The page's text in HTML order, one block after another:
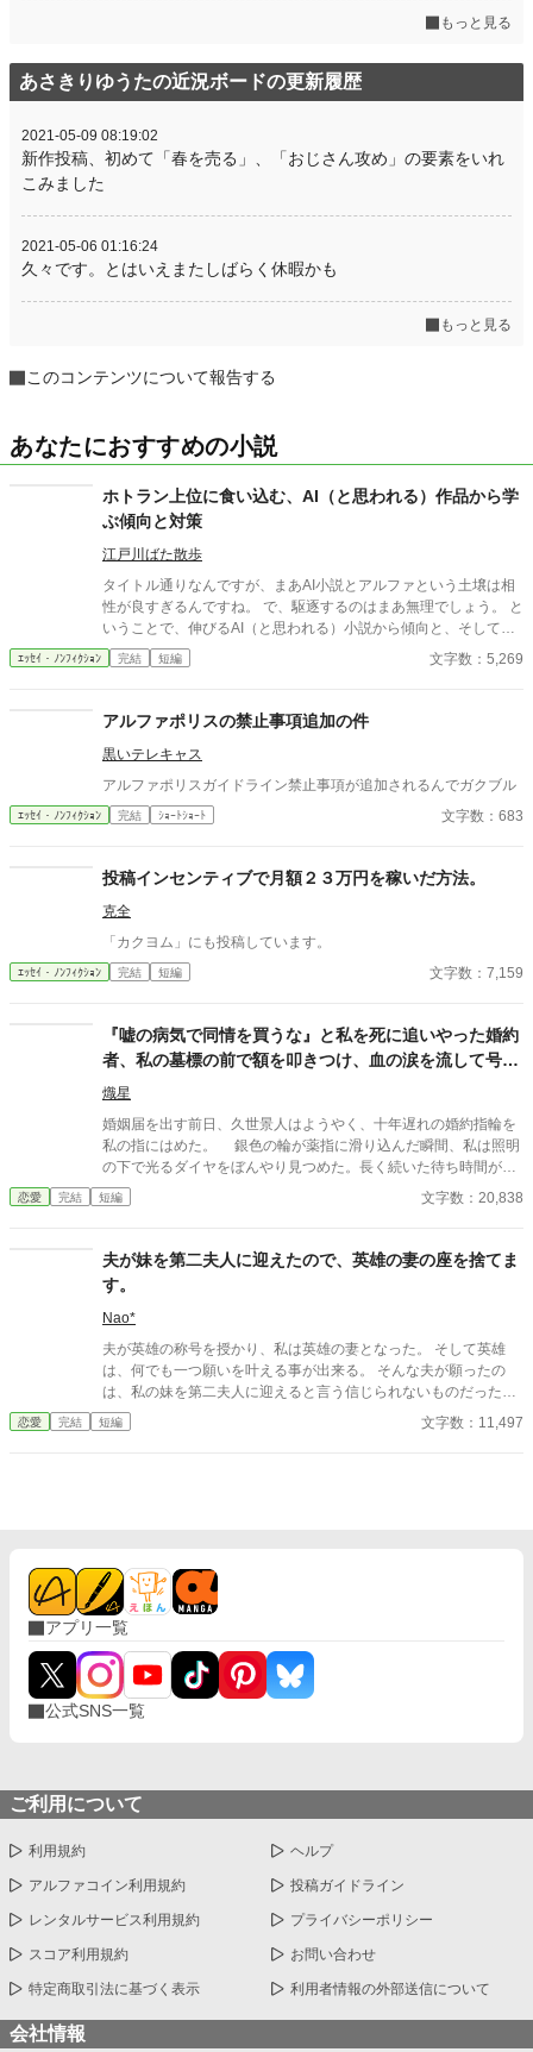
もっと見る
あさきりゆうたの近況ボードの更新履歴
2021-05-09 08:19:02
新作投稿、初めて「春を売る」、「おじさん攻め」の要素をいれ
こみました
2021-05-06 01:16:24
久々です。とはいえまたしばらく休暇かも
もっと見る
このコンテンツについて報告する
あなたにおすすめの小説
ホトラン上位に食い込む、AI（と思われる）作品から学
ぶ傾向と対策
江戸川ばた散歩
タイトル通りなんですが、まあAI小説とアルファという土壌は相
性が良すぎるんですね。 で、駆逐するのはまあ無理でしょう。 と
いうことで、伸びるAI（と思われる）小説から傾向と、そして自
筆系にも生かせること、そしてAIには無理なことに関して。
ｴｯｾｲ・ﾉﾝﾌｨｸｼｮﾝ 完結 短編 文字数：5,269
アルファポリスの禁止事項追加の件
黒いテレキャス
アルファポリスガイドライン禁止事項が追加されるんでガクブル
ｴｯｾｲ・ﾉﾝﾌｨｸｼｮﾝ 完結 ｼｮｰﾄｼｮｰﾄ 文字数：683
投稿インセンティブで月額２３万円を稼いだ方法。
克全
「カクヨム」にも投稿しています。
ｴｯｾｲ・ﾉﾝﾌｨｸｼｮﾝ 完結 短編 文字数：7,159
『嘘の病気で同情を買うな』と私を死に追いやった婚約
者、私の墓標の前で額を叩きつけ、血の涙を流して号泣
する大破滅！
熾星
婚姻届を出す前日、久世景人はようやく、十年遅れの婚約指輪を
私の指にはめた。 銀色の輪が薬指に滑り込んだ瞬間、私は照明
の下で光るダイヤをぼんやり見つめた。長く続いた待ち時間が、
やっと終わったような気がした。けれど次の瞬間、彼は私の手を
見下ろし、まるで似合わない品物を評するように静かな声で言っ
を失った。 景人はそのまま私の指先を取ると、さっきはめたば
かりの指輪を抜き取った。十年待ち続けた指輪は、彼の手のひら
の上で冷たく光っていた。 「この指輪、瑠奈の手にあったほうが
似合うと思う」 私は手を引き戻し、信じられない思いで彼を見
た。 「どういう意味？ 瑠奈と結婚するつもりなの？」 景人は
目を伏せ、指輪の縁を指先でなぞった。まるで、たいしたことで
はない問いを少し考えているだけのようだった。 「そこまでじゃ
ない。ただ、会えない時間が長くなると、どうしても瑠奈のこと
を考えるんだ」 その瞬間、私は自分がどうやってあのタワーマ
恋愛 完結 短編 文字数：20,838
夫が妹を第二夫人に迎えたので、英雄の妻の座を捨てま
す。
Nao*
夫が英雄の称号を授かり、私は英雄の妻となった。 そして英雄
は、何でも一つ願いを叶える事が出来る。 そんな夫が願ったの
は、私の妹を第二夫人に迎えると言う信じられないものだった。
これまで夫の為に祈りを捧げて来たと言うのに、私は彼に手酷く
裏切られたのだ──。 （1万字以上と少し長いので、短編集とは別
恋愛 完結 短編 文字数：11,497
アプリ一覧
公式SNS一覧
ご利用について
利用規約 ヘルプ
アルファコイン利用規約 投稿ガイドライン
レンタルサービス利用規約 プライバシーポリシー
スコア利用規約 お問い合わせ
特定商取引法に基づく表示 利用者情報の外部送信について
会社情報